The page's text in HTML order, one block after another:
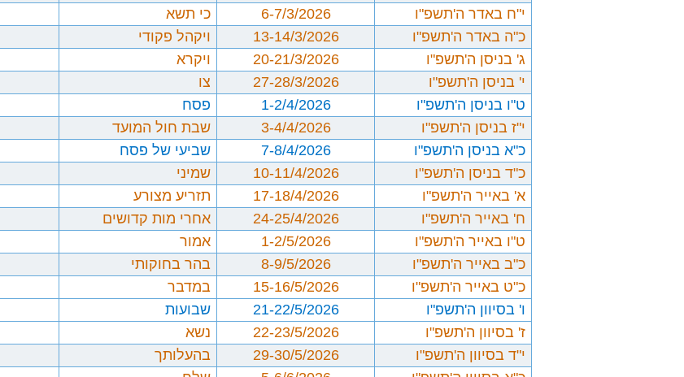
י"ח באדר ה'תשפ"ו
6-7/3/2026 כי תשא
כ"ה באדר ה'תשפ"ו
13-14/3/2026 ויקהל פקודי
ג' בניסן ה'תשפ"ו
20-21/3/2026 ויקרא
י' בניסן ה'תשפ"ו
27-28/3/2026 צו
ט"ו בניסן ה'תשפ"ו
1-2/4/2026 פסח
י"ז בניסן ה'תשפ"ו
3-4/4/2026 שבת חול המועד
כ"א בניסן ה'תשפ"ו
7-8/4/2026 שביעי של פסח
כ"ד בניסן ה'תשפ"ו
10-11/4/2026 שמיני
א' באייר ה'תשפ"ו
17-18/4/2026 תזריע מצורע
ח' באייר ה'תשפ"ו
24-25/4/2026 אחרי מות קדושים
ט"ו באייר ה'תשפ"ו
1-2/5/2026 אמור
כ"ב באייר ה'תשפ"ו
8-9/5/2026 בהר בחוקותי
כ"ט באייר ה'תשפ"ו
15-16/5/2026 במדבר
ו' בסיוון ה'תשפ"ו
21-22/5/2026 שבועות
ז' בסיוון ה'תשפ"ו
22-23/5/2026 נשא
י"ד בסיוון ה'תשפ"ו
29-30/5/2026 בהעלותך